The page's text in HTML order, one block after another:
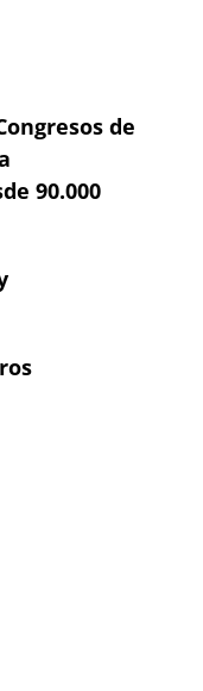
de
90.000